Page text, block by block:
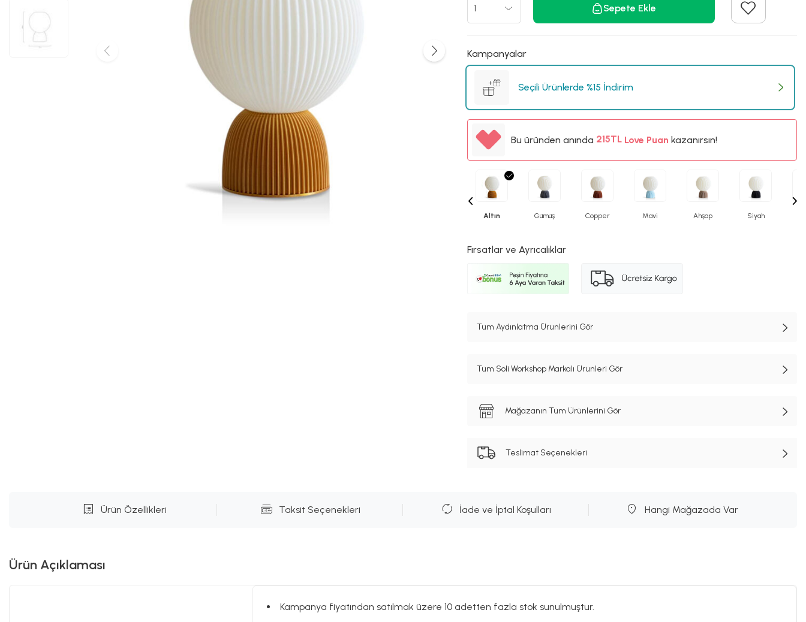
Sepete Ekle
Kampanyalar
Seçili Ürünlerde %15 İndirim
Bu üründen anında %5
%5
Love Puankazanırsın!
Altın Gümüş Copper Mavi Ahşap Siyah
Fırsatlar ve Ayrıcalıklar
Tüm Aydınlatma Ürünlerini Gör
Tüm Soli Workshop Markalı Ürünleri Gör
Mağazanın Tüm Ürünlerini Gör
Teslimat Seçenekleri
Ürün Özellikleri Taksit Seçenekleri İade ve İptal Koşulları Hangi Mağazada Var
Ürün Açıklaması
Kampanya fiyatından satılmak üzere 10 adetten fazla stok sunulmuştur.